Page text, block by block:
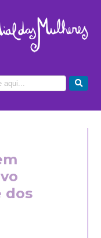
dos